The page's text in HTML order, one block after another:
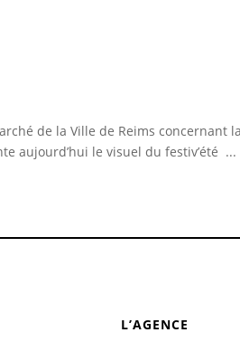
de la Ville de Reims concernant la
aujourd’hui le visuel du festiv’été ...
L’AGENCE